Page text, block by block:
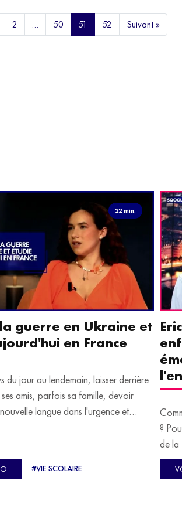
créer un jeu qui soit adapté à leur
les
2 … 50 51 52 Suivant »
22 min.
guerre en Ukraine et
en France
du jour au lendemain, laisser derrière
amis, parfois sa famille, devoir
langue dans l'urgence et
nombreux réfugiés, et notamment
que nous vous proposons de
#VIE SCOLAIRE
?
de la